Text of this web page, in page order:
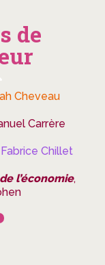
de
Cheveau
Carrère
Chillet
l’économie,